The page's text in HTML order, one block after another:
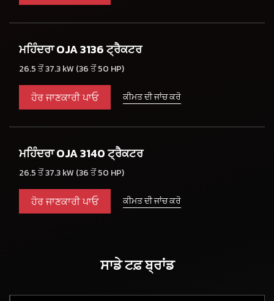
ਮਹਿੰਦਰਾ OJA 3136 ਟ੍ਰੈਕਟਰ
26.5 ਤੋਂ 37.3 kW (36 ਤੋਂ 50 HP)
ਹੋਰ ਜਾਣਕਾਰੀ ਪਾਓ ਕੀਮਤ ਦੀ ਜਾਂਚ ਕਰੋ
ਮਹਿੰਦਰਾ OJA 3140 ਟ੍ਰੈਕਟਰ
26.5 ਤੋਂ 37.3 kW (36 ਤੋਂ 50 HP)
ਹੋਰ ਜਾਣਕਾਰੀ ਪਾਓ ਕੀਮਤ ਦੀ ਜਾਂਚ ਕਰੋ
ਸਾਡੇ ਟਫ਼ ਬ੍ਰਾਂਡ